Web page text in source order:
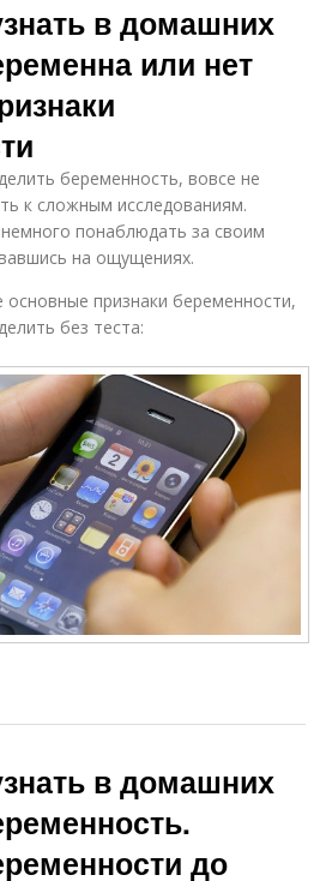
в домашних
или нет
беременность, вовсе не
к сложным исследованиям.
понаблюдать за своим
на ощущениях.
признаки беременности,
без теста:
в домашних
до